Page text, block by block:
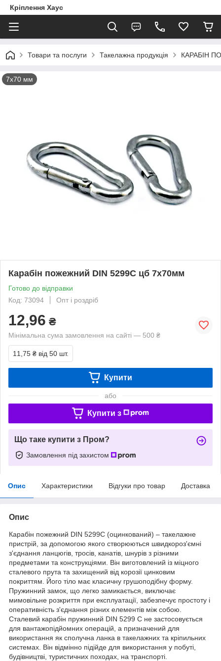
Кріплення Хаус
Товари та послуги Такелажна продукція КАРАБІН
7х70 мм
Карабін пожежний DIN 5299С цб 7х70мм
Готово до відправки
Код: 73094
Опт і роздріб
12,96 ₴
Мінімальна сума замовлення на сайті — 500 ₴
11,75 ₴ від 50 шт.
Купити
або
Купити з
Що таке купити з Пром?
Замовлення під захистом
Опис Характеристики Відгуки про товар Доставка
Опис
Карабін пожежний DIN 5299C (оцинкований) – такелажне
пристрій, за допомогою якого створюються швидкороз'ємні
з'єднання ланцюгів, тросів, канатів, шнурів з різними
предметами та конструкціями. Він виготовлений із міцного
сталевого прута та захищений від корозії цинковим
покриттям. Його тіло має класичну грушоподібну форму.
Пружинний замок, що легко замикається, виключає
мимовільне розкриття при експлуатації, забезпечує простоту і
оперативність з'єднання різних елементів між собою.
Сталевий карабін пружинний DIN 5299 C не застосовується
для вантажопідйомних операцій, а призначений для
використання як сполучна ланка в такелажних та кріпильних
системах. Він відмінно підійде для використання у побуті,
будівництві, туристичних походах, на транспорті.